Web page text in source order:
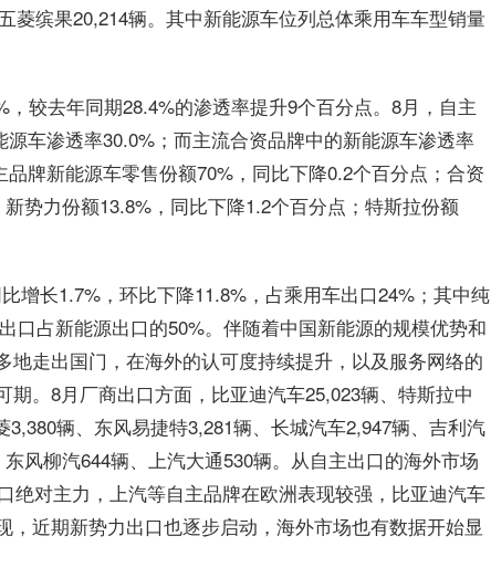
菱缤果20,214辆。其中新能源车位列总体乘用车车型销量
较去年同期28.4%的渗透率提升9个百分点。8月，自主
车渗透率30.0%；而主流合资品牌中的新能源车渗透率
牌新能源车零售份额70%，同比下降0.2个百分点；合资
势力份额13.8%，同比下降1.2个百分点；特斯拉份额
增长1.7%，环比下降11.8%，占乘用车出口24%；其中纯
口占新能源出口的50%。伴随着中国新能源的规模优势和
走出国门，在海外的认可度持续提升，以及服务网络的
。8月厂商出口方面，比亚迪汽车25,023辆、特斯拉中
辆、东风易捷特3,281辆、长城汽车2,947辆、吉利汽
风柳汽644辆、上汽大通530辆。从自主出口的海外市场
绝对主力，上汽等自主品牌在欧洲表现较强，比亚迪汽车
近期新势力出口也逐步启动，海外市场也有数据开始显